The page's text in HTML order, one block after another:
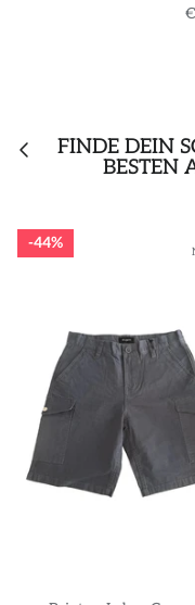
FINDE DEIN
BESTEN
44%